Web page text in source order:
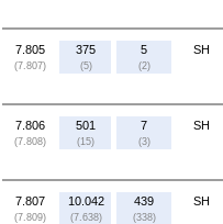
7.805
(7.807)
375
(5)
5
(2)
SH
7.806
(7.808)
501
(15)
7
(3)
SH
7.807
(7.809)
10.042
(7.638)
439
(338)
SH